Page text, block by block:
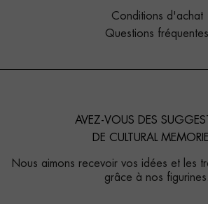
Conditions d'achat
Questions fréquentes
AVEZ-VOUS DES
DE CULTURAL
Nous aimons recevoir vos idées et les
grâce à nos figurines.